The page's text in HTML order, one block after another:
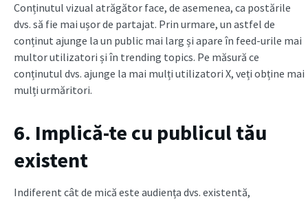
Conținutul vizual atrăgător face, de asemenea, ca postările
dvs. să fie mai ușor de partajat. Prin urmare, un astfel de
conținut ajunge la un public mai larg și apare în feed-urile mai
multor utilizatori și în trending topics. Pe măsură ce
conținutul dvs. ajunge la mai mulți utilizatori X, veți obține mai
mulți urmăritori.
6. Implică-te cu publicul tău
existent
Indiferent cât de mică este audiența dvs. existentă,